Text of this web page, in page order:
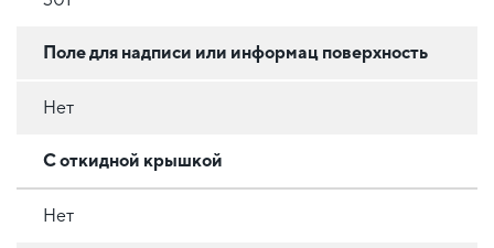
Поле для надписи или информац поверхность
Нет
С откидной крышкой
Нет